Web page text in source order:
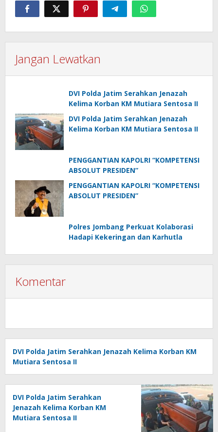
Jangan Lewatkan
DVI Polda Jatim Serahkan Jenazah
Kelima Korban KM Mutiara Sentosa II
DVI Polda Jatim Serahkan Jenazah
Kelima Korban KM Mutiara Sentosa II
PENGGANTIAN KAPOLRI “KOMPETENSI
ABSOLUT PRESIDEN”
PENGGANTIAN KAPOLRI “KOMPETENSI
ABSOLUT PRESIDEN”
Polres Jombang Perkuat Kolaborasi
Hadapi Kekeringan dan Karhutla
Komentar
DVI Polda Jatim Serahkan Jenazah Kelima Korban KM
Mutiara Sentosa II
DVI Polda Jatim Serahkan
Jenazah Kelima Korban KM
Mutiara Sentosa II